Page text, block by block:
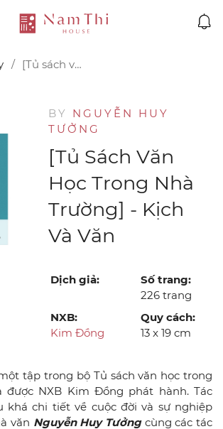
[Tủ sách văn học trong nhà trường] - Kịch và Văn
BY NGUYỄN HUY
TƯỞNG
[Tủ Sách Văn
Học Trong Nhà
Trường] - Kịch
Và Văn
Dịch giả:
Số trang:
226 trang
NXB:
Kim Đồng
Quy cách:
13 x 19 cm
tập trong bộ Tủ sách văn học trong
được NXB Kim Đồng phát hành. Tác
khá chi tiết về cuộc đời và sự nghiệp
văn Nguyễn Huy Tưởngcùng các tác